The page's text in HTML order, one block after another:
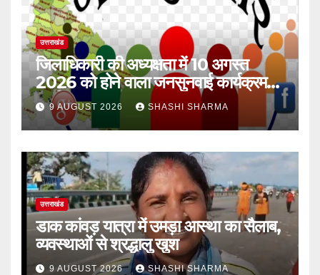
उत्तराखंड
जिलाधिकारी की अध्यक्षता में 10 अगस्त
2026 को होने वाला जनसुनवाई कार्यक्रम
स्थगित
9 AUGUST 2026 SHASHI SHARMA
उत्तराखंड
डाक कांवड़ यात्रा में उमड़ा आस्था का सैलाब,
व्यवस्थाओं से श्रद्धालु खुश
9 AUGUST 2026 SHASHI SHARMA